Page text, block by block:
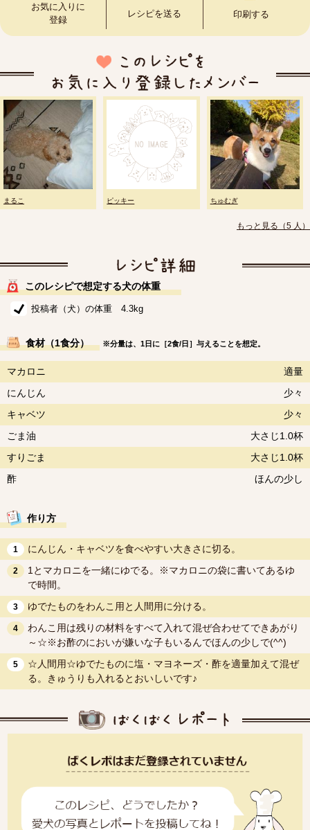
お気に入りに
登録
レシピを送る 印刷する
まるこ ピッキー ちゅむぎ
もっと見る（5 人）
このレシピで想定する犬の体重
投稿者（犬）の体重 4.3kg
食材（1食分） ※分量は、1日に［2食/日］与えることを想定。
マカロニ
適量
にんじん
少々
キャベツ
少々
ごま油
大さじ1.0杯
すりごま
大さじ1.0杯
酢
ほんの少し
作り方
1 にんじん・キャベツを食べやすい大きさに切る。
2
1とマカロニを一緒にゆでる。※マカロニの袋に書いてあるゆ
で時間。
3 ゆでたものをわんこ用と人間用に分ける。
4
わんこ用は残りの材料をすべて入れて混ぜ合わせてできあがり
～☆※お酢のにおいが嫌いな子もいるんでほんの少しで(^^)
5
☆人間用☆ゆでたものに塩・マヨネーズ・酢を適量加えて混ぜ
る。きゅうりも入れるとおいしいです♪